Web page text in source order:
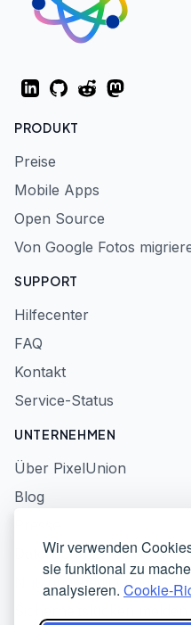
Wir verwenden
sie funktional zu
analysieren. Cookie-
LinkedInGitHubRedditMastodon
PRODUKT
Preise
Mobile Apps
Open Source
Von Google Fotos
SUPPORT
Hilfecenter
FAQ
Kontakt
Service-Status
UNTERNEHMEN
Über PixelUnion
Blog
Datenschutzerklärung
Nutzungsbedingungen